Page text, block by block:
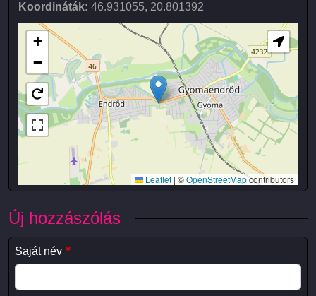
Koordináták: 46.931055, 20.801392
+
−
Leaflet | ©OpenStreetMapcontributors
Új hozzászólás
Saját név